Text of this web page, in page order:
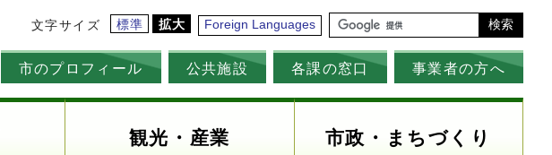
文字サイズ 標準 拡大 Foreign Languages 検索
市のプロフィール 公共施設 各課の窓口 事業者の方へ
観光・産業 市政・まちづくり